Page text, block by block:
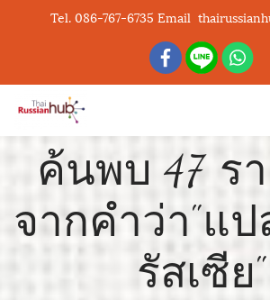
Tel. 086-767-6735 Email
ค้นพบ 47 ร
จากคำว่า"แ
รัสเซีย"